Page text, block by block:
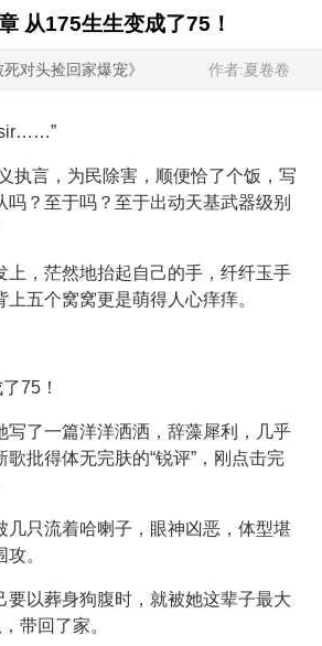
从175生生变成了75！
对头捡回家爆宠》 作者:夏卷卷
执言，为民除害，顺便恰了个饭，写
吗？至于吗？至于出动天基武器级别
上，茫然地抬起自己的手，纤纤玉手
五个窝窝更是萌得人心痒痒。
75！
写了一篇洋洋洒洒，辞藻犀利，几乎
歌批得体无完肤的“锐评”，刚点击完
只流着哈喇子，眼神凶恶，体型堪
。
要以葬身狗腹时，就被她这辈子最大
带回了家。